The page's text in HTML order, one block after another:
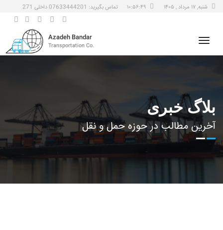
شنبه, ۱۷ مرداد , ۱۴۰۵ تماس بگیرید: 07633444201 داخلی 271
Azadeh Bandar
Transportation Co.
بلاگ خبری
آخرين مطالب در حوزه حمل و نقل